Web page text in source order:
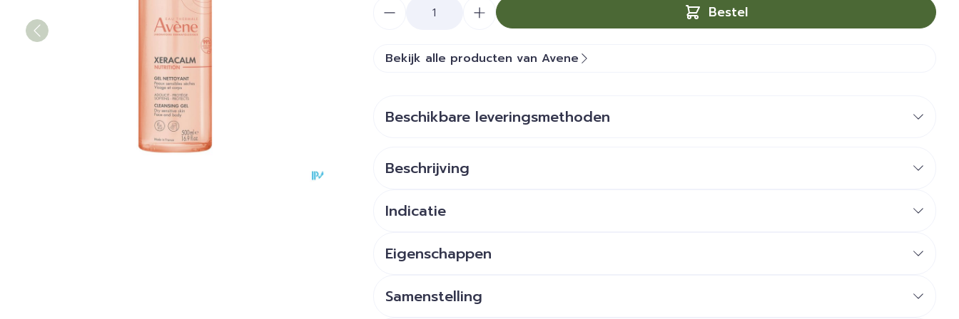
Bestel
Bekijk alle producten van Avene
Beschikbare leveringsmethoden
Beschrijving
Indicatie
Eigenschappen
Samenstelling